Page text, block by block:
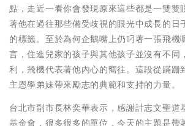
點，走近一看你會發現原來這些都是一雙雙
著他在過往那些備受歧視的眼光中成長的日
的標籤。至於為何企鵝嘴上仍叼著一張飛機
言，住進兒家的孩子與其他孩子並沒有不同
利，飛機代表著他內心的嚮往。這段從蹣跚
主恩學弟妹帶來勵志的典範和支持的力量。
台北市副市長林奕華表示，感謝計志文聖道
基金會，很多很多的單位，今天的主題是帶